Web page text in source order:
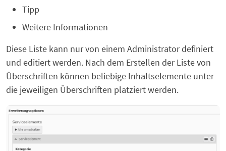
Tipp
Weitere Informationen
Diese Liste kann nur von einem Administrator definiert
und editiert werden. Nach dem Erstellen der Liste von
Überschriften können beliebige Inhaltselemente unter
die jeweiligen Überschriften platziert werden.